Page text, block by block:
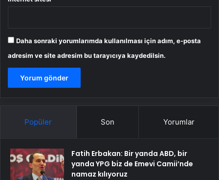
Daha sonraki yorumlarımda kullanılması için adım, e-posta
adresim ve site adresim bu tarayıcıya kaydedilsin.
Popüler Son Yorumlar
Fatih Erbakan: Bir yanda ABD, bir
yanda YPG biz de Emevi Camii’nde
namaz kılıyoruz